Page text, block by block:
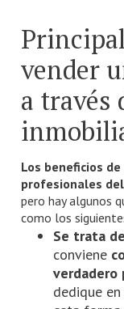
vender
a través
Los beneficios
profesionales
pero hay algunos
como los
Se trata
conviene
verdadero
dedique